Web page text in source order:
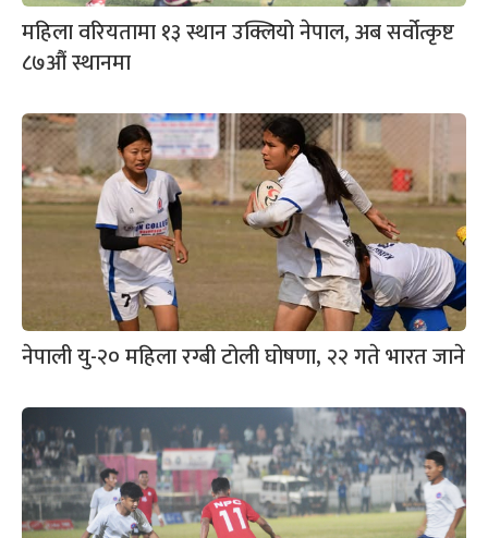
महिला वरियतामा १३ स्थान उक्लियो नेपाल, अब सर्वोत्कृष्ट
८७औं स्थानमा
नेपाली यु-२० महिला रग्बी टोली घोषणा, २२ गते भारत जाने